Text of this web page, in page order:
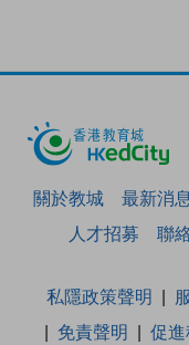
關於教城 最新消息
人才招募
聯
私隱政策聲明
免責聲明
促